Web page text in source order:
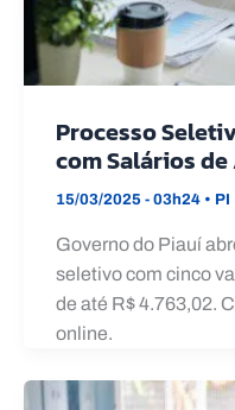
Processo
com Salários de
15/03/2025 - 03h24 • PI
Governo do Piauí
seletivo com cinco
de até R$ 4.763,02.
online.